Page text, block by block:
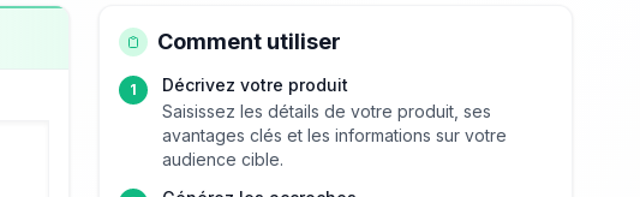
Comment utiliser
1
Décrivez votre produit
Saisissez les détails de votre produit, ses
avantages clés et les informations sur votre
audience cible.